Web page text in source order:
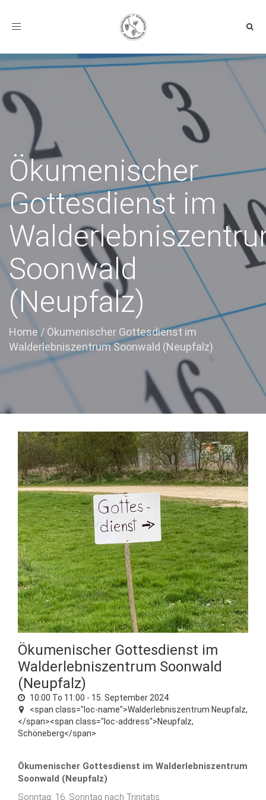
Toggle navigation
Ökumenischer
Gottesdienst im
Soonwald
(Neupfalz)
Home / Ökumenischer Gottesdienst im
Walderlebniszentrum Soonwald (Neupfalz)
Ökumenischer Gottesdienst im
Walderlebniszentrum Soonwald
(Neupfalz)
10:00 To 11:00 - 15. September 2024
<span class="loc-name">Walderlebniszentrum Neupfalz,
</span><span class="loc-address">Neupfalz,
Schöneberg</span>
Ökumenischer Gottesdienst im Walderlebniszentrum
Soonwald (Neupfalz)
Sonntag: 16. Sonntag nach Trinitatis